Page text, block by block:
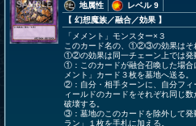
地属性
レベル 9
【 幻想魔族／融合／効果 】
「メメント」モンスター×３
このカード名の、①②③の効果はそ
①②の効果は同一チェーン上では発
①：このカードが融合召喚した場合
メント」カード３枚を墓地へ送る。
②：自分・相手ターンに、自分フィ
ィールドのカードをそれぞれ同じ
破壊する。
③：墓地のこのカードを除外して発
ラン」１枚を手札に加える。